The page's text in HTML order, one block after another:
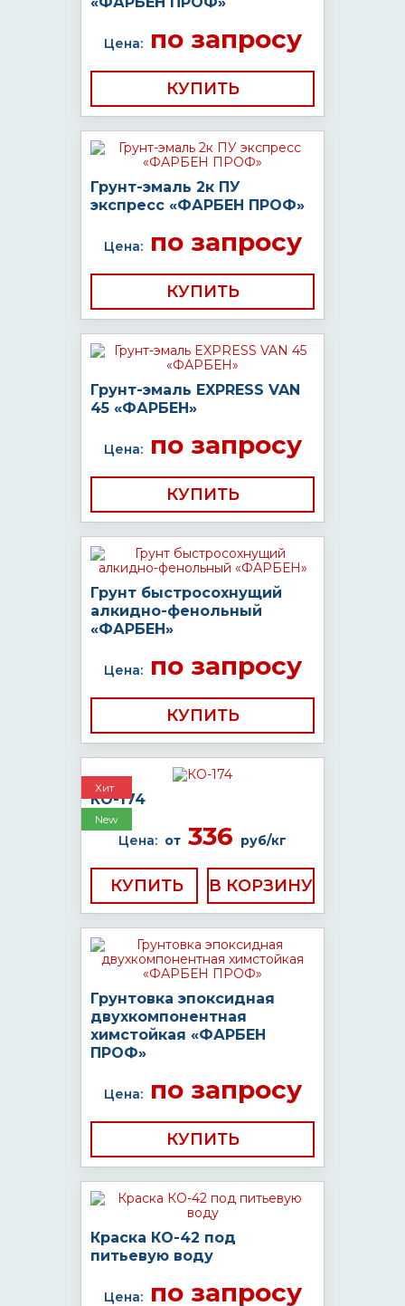
Цена:по запросу
КУПИТЬ
Грунт-эмаль 2к ПУ
экспресс «ФАРБЕН ПРОФ»
Цена:по запросу
КУПИТЬ
Грунт-эмаль EXPRESS VAN
45 «ФАРБЕН»
Цена:по запросу
КУПИТЬ
Грунт быстросохнущий
алкидно-фенольный
«ФАРБЕН»
Цена:по запросу
КУПИТЬ
Хит
New
КО-174
Цена: от 336 руб/кг
КУПИТЬ
Грунтовка эпоксидная
двухкомпонентная
химстойкая «ФАРБЕН
ПРОФ»
Цена:по запросу
КУПИТЬ
Краска КО-42 под
питьевую воду
Цена:по запросу